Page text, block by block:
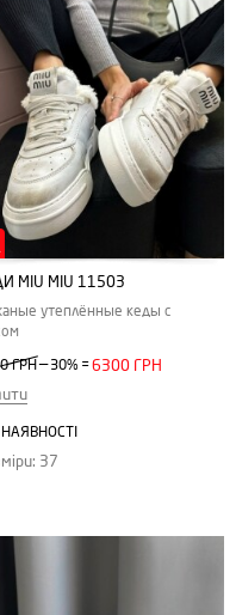
MIU MIU 11503
утеплённые кеды с
ГРН — 30% =6300 ГРН
37